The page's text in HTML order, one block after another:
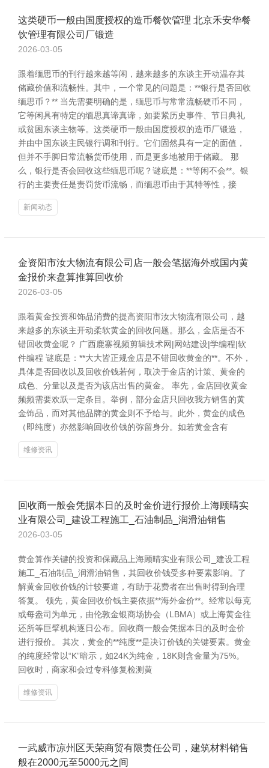
这类硬币一般由国度授权的造币餐饮管理 北京禾安华餐
饮管理有限公司厂锻造
2026-03-05
跟着缅思币的刊行越来越等闲，越来越多的东谈主开动温存其
储藏价值和流畅性。其中，一个常见的问题是：**银行是否回收
缅思币？** 当先需要明确的是，缅思币与常常流畅硬币不同，
它等闲具有特定的缅思真谛真谛，如要紧历史事件、节日典礼
或贫困东谈主物等。这类硬币一般由国度授权的造币厂锻造，
并由中国东谈主民银行调和刊行。它们固然具有一定的面值，
但并不手脚日常流畅货币使用，而是更多地被用于储藏。 那
么，银行是否会回收这些缅思币呢？谜底是：**等闲不会**。银
行的主要责任是责罚货币流畅，而缅思币由于其特等性，接
新闻动态
金资阳市汝大物流有限公司店一般会笔据海外或国内黄
金报价来盘算推算回收价
2026-03-05
跟着黄金投资和饰品消费的提高资阳市汝大物流有限公司，越
来越多的东谈主开动柔软黄金的回收问题。那么，金店是否不
错回收黄金呢？ 广西鹿寨视频剪辑技术网|网站建设|学编程|软
件编程 谜底是：**大大皆正规金店是不错回收黄金的**。不外，
具体是否回收以及回收价钱若何，取决于金店的计策、黄金的
成色、分量以及是否为该店出售的黄金。 率先，金店回收黄金
频频需要欢跃一定条目。举例，部分金店只回收我方销售的黄
金饰品，而对其他品牌的黄金则不予给与。此外，黄金的成色
（即纯度）亦然影响回收价钱的弥留身分。如若黄金含有
维修资讯
回收商一般会凭据本日的及时金价进行报价上海顾晴实
业有限公司_建设工程施工_石油制品_润滑油销售
2026-03-05
黄金算作关键的投资和保藏品上海顾晴实业有限公司_建设工程
施工_石油制品_润滑油销售，其回收价钱受多种要素影响。了
解黄金回收价钱的计较要道，有助于花费者在出售时得到合理
答复。 领先，黄金回收价钱主要依据**海外金价**。经常以每克
或每盎司为单元，由伦敦金银商场协会（LBMA）或上海黄金往
还所等巨擘机构逐日公布。回收商一般会凭据本日的及时金价
进行报价。 其次，黄金的**纯度**是决订价钱的关键要素。黄金
的纯度经常以“K”暗示，如24K为纯金，18K则含金量为75%。
回收时，商家和会过专科修复检测黄
维修资讯
一武威市凉州区天荣商贸有限责任公司，建筑材料销售
般在2000元至5000元之间